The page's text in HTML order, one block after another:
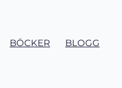
BÖCKER
BLOGG